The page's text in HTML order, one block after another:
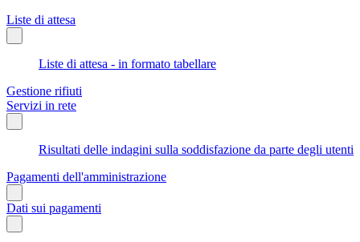
Liste di attesa
Liste di attesa - in formato tabellare
Gestione rifiuti
Servizi in rete
Risultati delle indagini sulla soddisfazione da parte degli utenti
Pagamenti dell'amministrazione
Dati sui pagamenti